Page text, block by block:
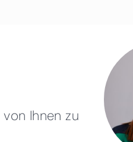
Ihnen zu